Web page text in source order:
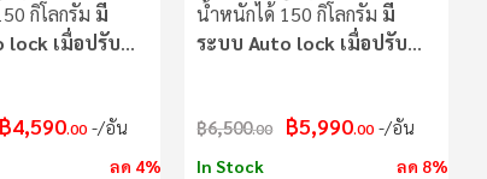
กิโลกรัม มี
lock เมื่อปรับ
฿4,590.00 /อัน
ลด 4%
น้ำหนักได้ 150 กิโลกรัม มี
ระบบ Auto lock เมื่อปรับ
฿6,500.00 ฿5,990.00 /อัน
In Stock ลด 8%